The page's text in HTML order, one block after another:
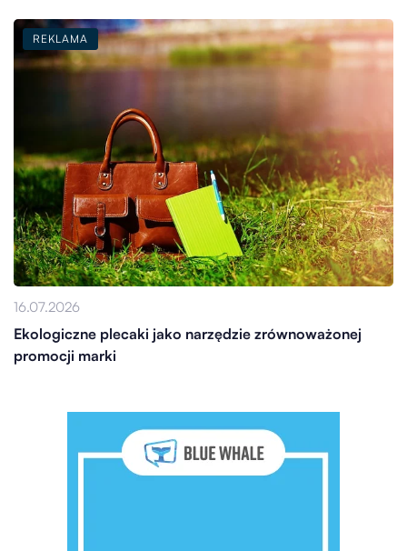
REKLAMA
16.07.2026
Ekologiczne plecaki jako narzędzie zrównoważonej
promocji marki